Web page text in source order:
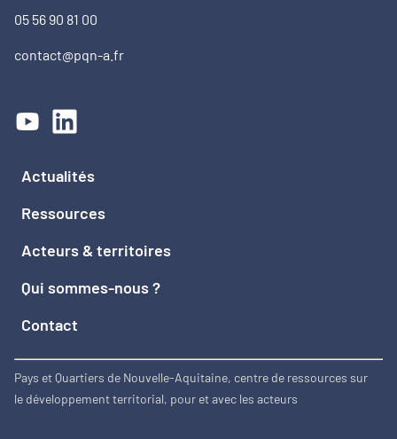
05 56 90 81 00
contact@pqn-a.fr
Actualités
Ressources
Acteurs & territoires
Qui sommes-nous ?
Contact
Pays et Quartiers de Nouvelle-Aquitaine, centre de ressources sur
le développement territorial, pour et avec les acteurs